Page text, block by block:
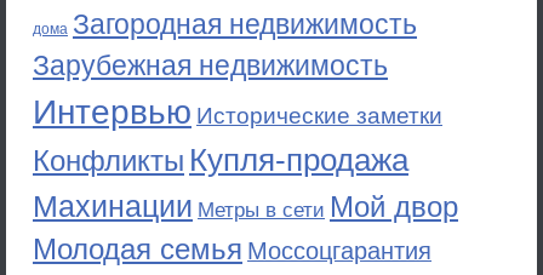
дома Загородная недвижимость
Зарубежная недвижимость
Интервью Исторические заметки
Конфликты Купля-продажа
Махинации Метры в сети Мой двор
Молодая семья Моссоцгарантия